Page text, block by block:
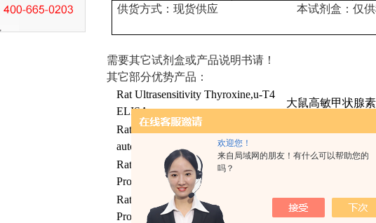
欢迎您！
来自局域网的朋友！有什么可以帮助您的
吗？
供货方式：现货供应
本试剂盒：仅
需要其它试剂盒或产品说明书请！
其它部分优势产品：
Rat Ultrasensitivity Thyroxine,u-T4
ELISA
大鼠高敏甲状腺素
Rat glutamic acid decarboxylase
autoantibody,GAD-Ab ELISA
大鼠谷氨酸脱羧
Rat Parathyroid Hormone Related
Protein,PTHrP ELISA
大鼠甲状旁腺激
Rat Parathyroid Hormone Related
Protein,PTHrP ELISA